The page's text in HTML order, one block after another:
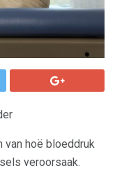
van hoë bloeddruk
veroorsaak.